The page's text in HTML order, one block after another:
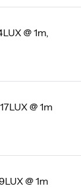
@ 1m,
@ 1m
@ 1m